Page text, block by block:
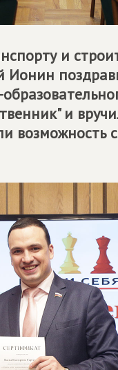
и
и
возможность